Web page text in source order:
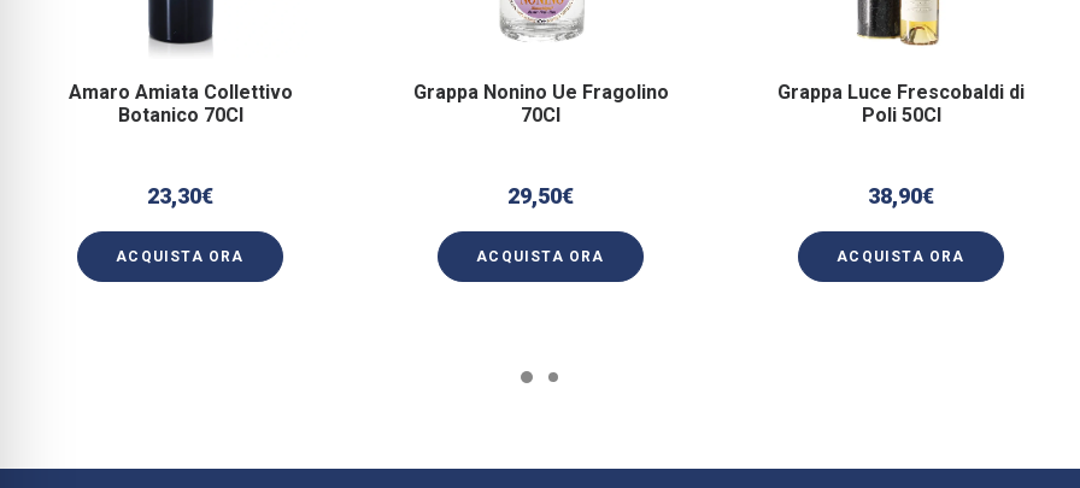
Amaro Amiata Collettivo
Botanico 70Cl
23,30€
ACQUISTA ORA
Grappa Nonino Ue Fragolino
70Cl
29,50€
ACQUISTA ORA
Grappa Luce Frescobaldi di
Poli 50Cl
38,90€
ACQUISTA ORA